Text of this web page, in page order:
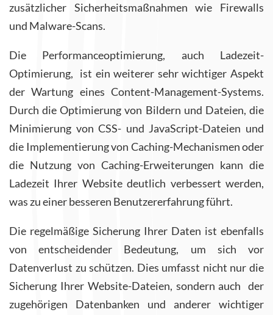
zusätzlicher Sicherheitsmaßnahmen wie Firewalls
und Malware-Scans.
Die Performanceoptimierung, auch Ladezeit-
Optimierung, ist ein weiterer sehr wichtiger Aspekt
der Wartung eines Content-Management-Systems.
Durch die Optimierung von Bildern und Dateien, die
Minimierung von CSS- und JavaScript-Dateien und
die Implementierung von Caching-Mechanismen oder
die Nutzung von Caching-Erweiterungen kann die
Ladezeit Ihrer Website deutlich verbessert werden,
was zu einer besseren Benutzererfahrung führt.
Die regelmäßige Sicherung Ihrer Daten ist ebenfalls
von entscheidender Bedeutung, um sich vor
Datenverlust zu schützen. Dies umfasst nicht nur die
Sicherung Ihrer Website-Dateien, sondern auch der
zugehörigen Datenbanken und anderer wichtiger